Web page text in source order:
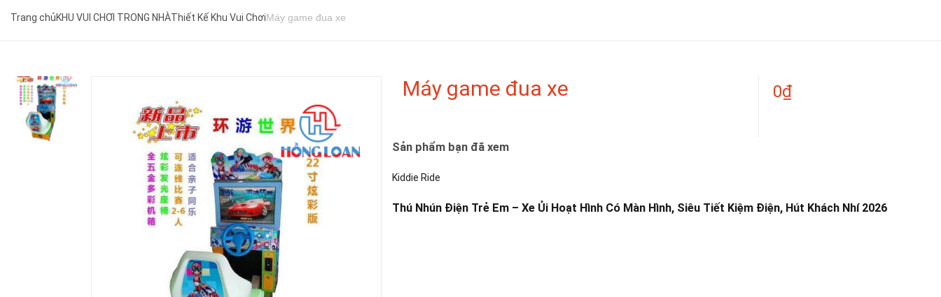
Trang chủKHU VUI CHƠI TRONG NHÀThiết Kế Khu Vui ChơiMáy game đua xe
Máy game đua xe 0₫
Sản phẩm bạn đã xem
Kiddie Ride
Thú Nhún Điện Trẻ Em – Xe Ủi Hoạt Hình Có Màn Hình, Siêu Tiết Kiệm Điện, Hút Khách Nhí 2026